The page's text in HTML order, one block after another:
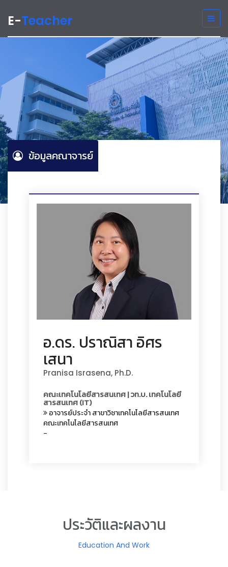
E-Teacher
ข้อมูลคณาจารย์
อ.ดร. ปราณิสา อิศร
เสนา
Pranisa Israsena, Ph.D.
คณะเทคโนโลยีสารสนเทศ | วท.บ. เทคโนโลยี
สารสนเทศ (IT)
อาจารย์ประจำสาขาวิชาเทคโนโลยีสารสนเทศ
คณะเทคโนโลยีสารสนเทศ
-
ประวัติและผลงาน
Education And Work